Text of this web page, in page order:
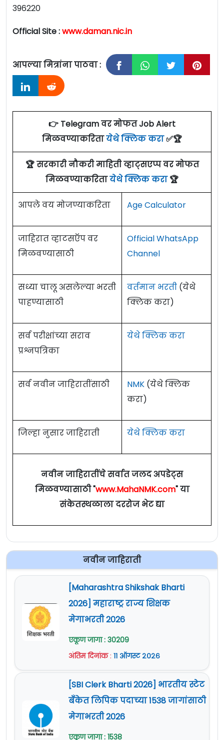
396220
Official Site :www.daman.nic.in
आपल्या मित्रांना पाठवा :
👉 Telegram वर मोफत Job Alert
मिळवण्याकरितायेथे क्लिक करा✅🏆
🏆 सरकारी नौकरी माहिती व्हाट्सएप्प वर मोफत
मिळवण्याकरितायेथे क्लिक करा🏆
आपले वय मोजण्याकरिता Age Calculator
जाहिरात व्हाटसऍप वर
मिळवण्यासाठी
Official WhatsApp
Channel
सध्या चालू असलेल्या भरती
पाहण्यासाठी
वर्तमान भरती (येथे
क्लिक करा)
सर्व परीक्षांच्या सराव
प्रश्नपत्रिका
येथे क्लिक करा
सर्व नवीन जाहिरातींसाठी NMK (येथे क्लिक
करा)
जिल्हा नुसार जाहिराती येथे क्लिक करा
नवीन जाहिरातींचे सर्वात जलद अपडेट्स
मिळवण्यासाठी "www.MahaNMK.com" या
संकेतस्थळाला दररोज भेट द्या
नवीन जाहिराती
[Maharashtra Shikshak Bharti
2026] महाराष्ट्र राज्य शिक्षक
मेगाभरती 2026
एकूण जागा : 30209
अंतिम दिनांक: ११ ऑगस्ट २०२६
[SBI Clerk Bharti 2026] भारतीय स्टेट
बँकेत लिपिक पदाच्या 1538 जागांसाठी
मेगाभरती 2026
एकूण जागा : 1538